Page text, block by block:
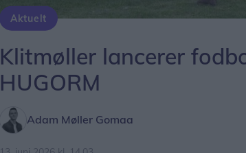
Aktuelt
Klitmøller lancerer
HUGORM
Adam Møller Gomaa